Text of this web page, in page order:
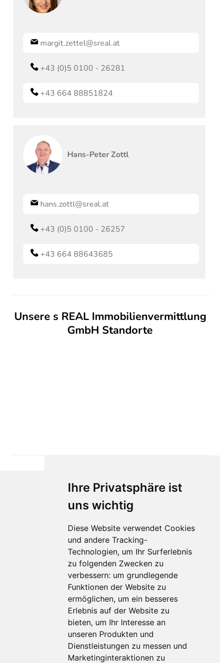
Ihre Privatsphäre ist
uns wichtig
Diese Website verwendet Cookies
und andere Tracking-
Technologien, um Ihr Surferlebnis
zu folgenden Zwecken zu
verbessern: um grundlegende
Funktionen der Website zu
ermöglichen, um ein besseres
Erlebnis auf der Website zu
bieten, um Ihr Interesse an
unseren Produkten und
Dienstleistungen zu messen und
Marketinginteraktionen zu
margit.zettel@sreal.at
+43 (0)5 0100 - 26281
+43 664 88851824
Hans-Peter Zottl
hans.zottl@sreal.at
+43 (0)5 0100 - 26257
+43 664 88643685
Unsere s REAL Immobilienvermittlung
GmbH Standorte
Für Makler:innen
Über Uns
Vorteile
Kontakt
Software Partner
Teilnahme
FAQ